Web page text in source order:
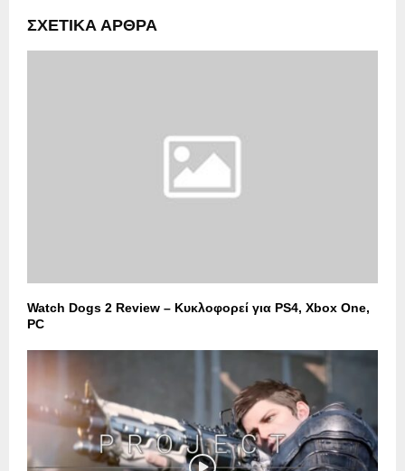
ΣΧΕΤΙΚΑ ΑΡΘΡΑ
Watch Dogs 2 Review – Κυκλοφορεί για PS4, Xbox One,
PC